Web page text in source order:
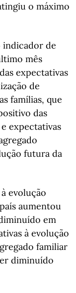
o máximo
indicador de
mês
expectativas
de
famílias, que
das
expectativas
futura da
evolução
aumentou
em
à evolução
familiar
diminuído